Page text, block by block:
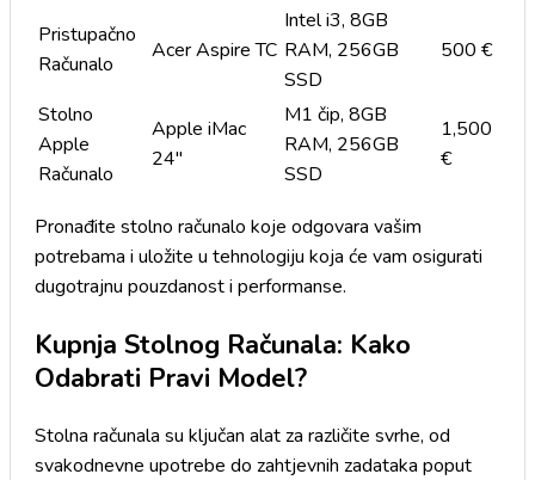
Pristupačno
Računalo
Acer Aspire TC
Intel i3, 8GB
RAM, 256GB
SSD
500 €
Stolno
Apple
Računalo
Apple iMac
24"
M1 čip, 8GB
RAM, 256GB
SSD
1,500
€
Pronađite stolno računalo koje odgovara vašim
potrebama i uložite u tehnologiju koja će vam osigurati
dugotrajnu pouzdanost i performanse.
Kupnja Stolnog Računala: Kako
Odabrati Pravi Model?
Stolna računala su ključan alat za različite svrhe, od
svakodnevne upotrebe do zahtjevnih zadataka poput